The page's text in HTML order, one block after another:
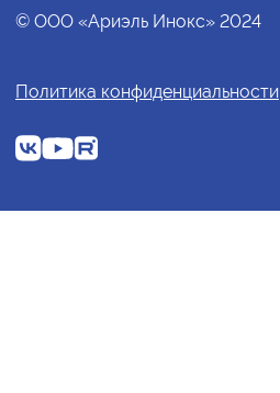
© ООО «Ариэль Инокс» 2024
Политика конфиденциальности